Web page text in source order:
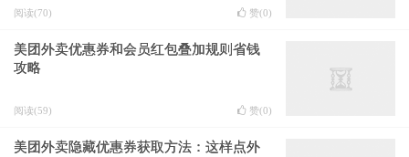
阅读(70) 赞(0)
美团外卖优惠券和会员红包叠加规则省钱
攻略
阅读(59) 赞(0)
美团外卖隐藏优惠券获取方法：这样点外